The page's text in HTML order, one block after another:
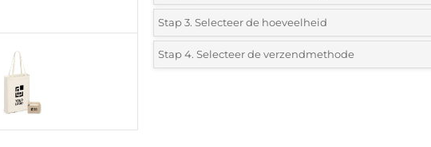
*Selecteer de bedrukking en kleuren van het logo:
1 Kleur (Op de tas)
Stap 3. Selecteer de hoeveelheid
*Selecteer uit de lijst of voeg het gewenste aantal in
Stap 4. Selecteer de verzendmethode